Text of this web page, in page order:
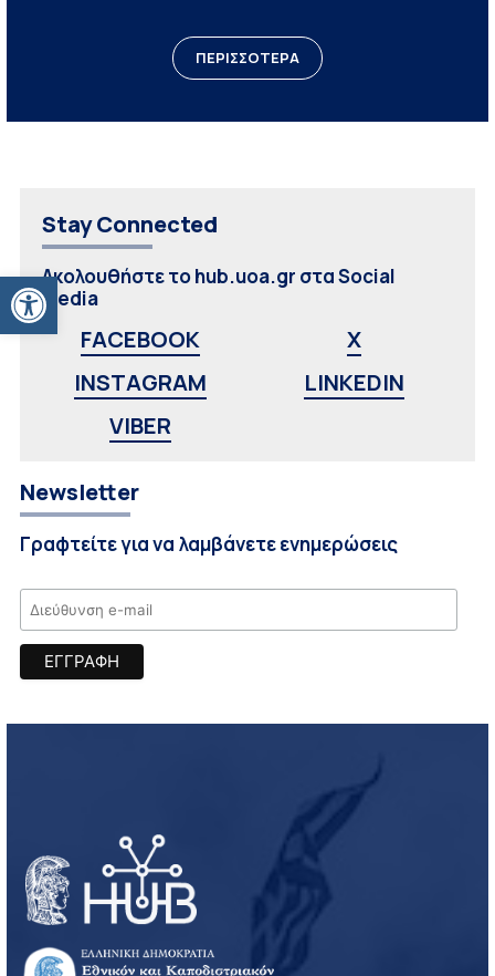
Ανοίξτε τη γραμμή εργαλείων
ΠΕΡΙΣΣΟΤΕΡΑ
Stay Connected
Ακολουθήστε το hub.uoa.gr στα Social
Media
FACEBOOK
X
INSTAGRAM
LINKEDIN
VIBER
Newsletter
Γραφτείτε για να λαμβάνετε ενημερώσεις